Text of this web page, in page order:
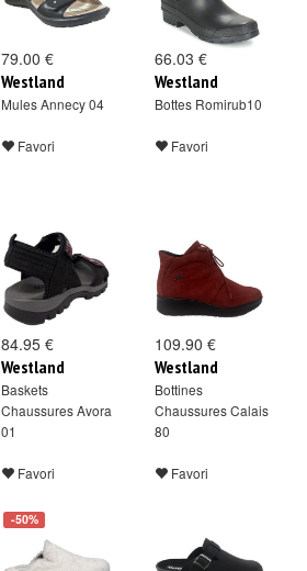
79.00 €
Westland
Mules Annecy 04
Favori
66.03 €
Westland
Bottes Romirub10
Favori
84.95 €
Westland
Baskets
Chaussures Avora
01
Favori
109.90 €
Westland
Bottines
Chaussures Calais
80
Favori
-50%